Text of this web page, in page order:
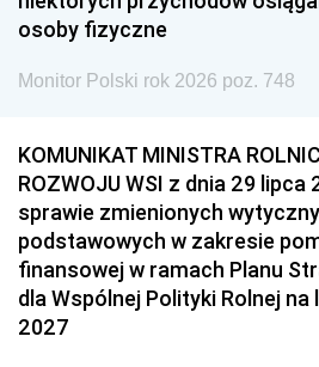
osoby fizyczne
Monitor Polski rok 2026 poz. 748
KOMUNIKAT MINISTRA
ROZWOJU WSI z dnia 29 lipca
sprawie zmienionych
podstawowych w zakresie
finansowej w ramach Planu
dla Wspólnej Polityki Rolnej
2027